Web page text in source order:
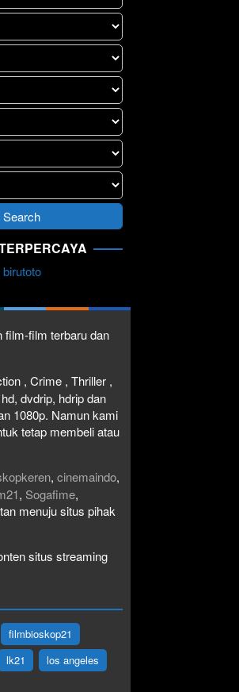
birutoto
film-film terbaru dan
, Crime , Thriller ,
dvdrip, hdrip dan
1080p. Namun kami
tetap membeli atau
, cinemaindo,
, Sogafime,
menuju situs pihak
situs streaming
filmbioskop21
lk21 los angeles